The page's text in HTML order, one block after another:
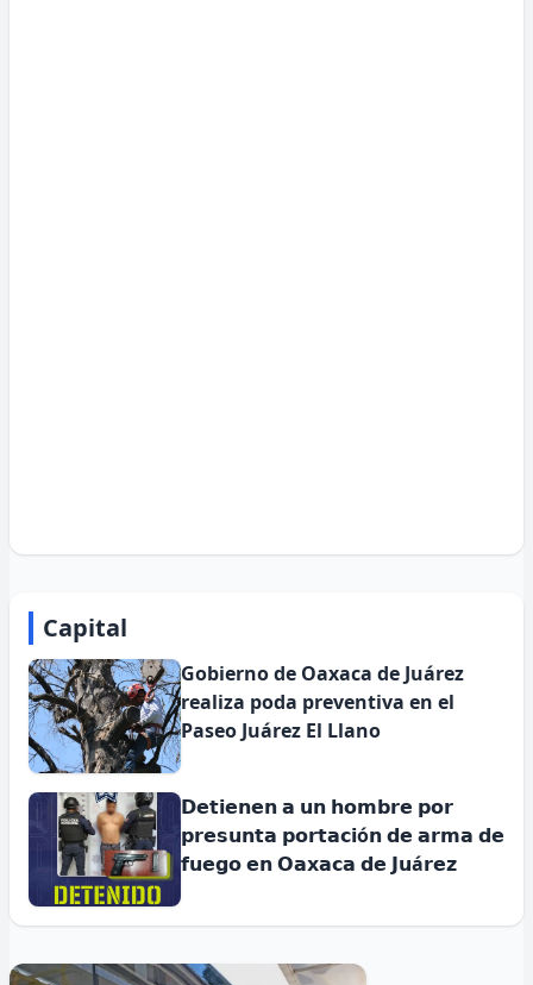
Capital
Gobierno de Oaxaca de Juárez
realiza poda preventiva en el
Paseo Juárez El Llano
𝗗𝗲𝘁𝗶𝗲𝗻𝗲𝗻 𝗮 𝘂𝗻 𝗵𝗼𝗺𝗯𝗿𝗲 𝗽𝗼𝗿
𝗽𝗿𝗲𝘀𝘂𝗻𝘁𝗮 𝗽𝗼𝗿𝘁𝗮𝗰𝗶ó𝗻 𝗱𝗲 𝗮𝗿𝗺𝗮 𝗱𝗲
𝗳𝘂𝗲𝗴𝗼 𝗲𝗻 𝗢𝗮𝘅𝗮𝗰𝗮 𝗱𝗲 𝗝𝘂á𝗿𝗲𝘇